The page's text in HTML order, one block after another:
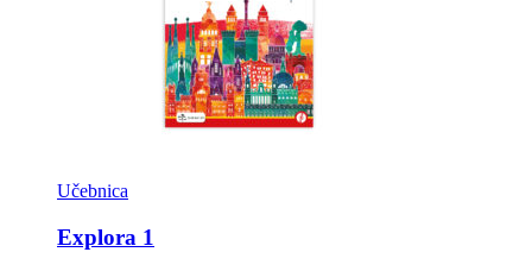
Učebnica
Explora 1